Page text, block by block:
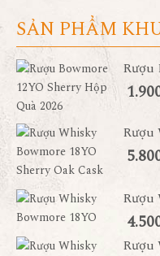
SẢN PHẨM
Rượu
Rượu
Rượu
Rượu